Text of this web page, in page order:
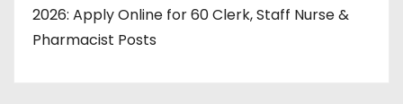
2026: Apply Online for 60 Clerk, Staff Nurse &
Pharmacist Posts